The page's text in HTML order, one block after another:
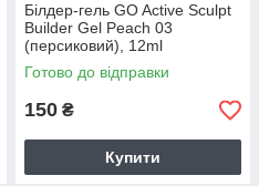
Білдер-гель GO Active Sculpt
Builder Gel Peach 03
(персиковий), 12ml
Готово до відправки
150 ₴
Купити